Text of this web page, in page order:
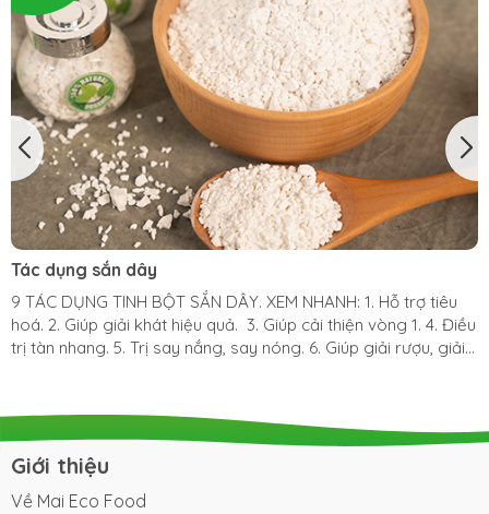
Tác dụng sắn dây
9 TÁC DỤNG TINH BỘT SẮN DÂY. XEM NHANH: 1. Hỗ trợ tiêu
hoá. 2. Giúp giải khát hiệu quả. 3. Giúp cải thiện vòng 1. 4. Điều
trị tàn nhang. 5. Trị say nắng, say nóng. 6. Giúp giải rượu, giải
nhằm hỗ trợ tiêu hóa với những bệnh nhân bị viêm loét dạ
dày và ruột kích ứng. Sắn dây dạng tinh bột khi đưa vào cơ
thể làm trung hòa lớp axit giúp người bệnh đau dạ dày cảm
thấy dễ chịu. Bột sắn dây có...
Giới thiệu
Về Mai Eco Food